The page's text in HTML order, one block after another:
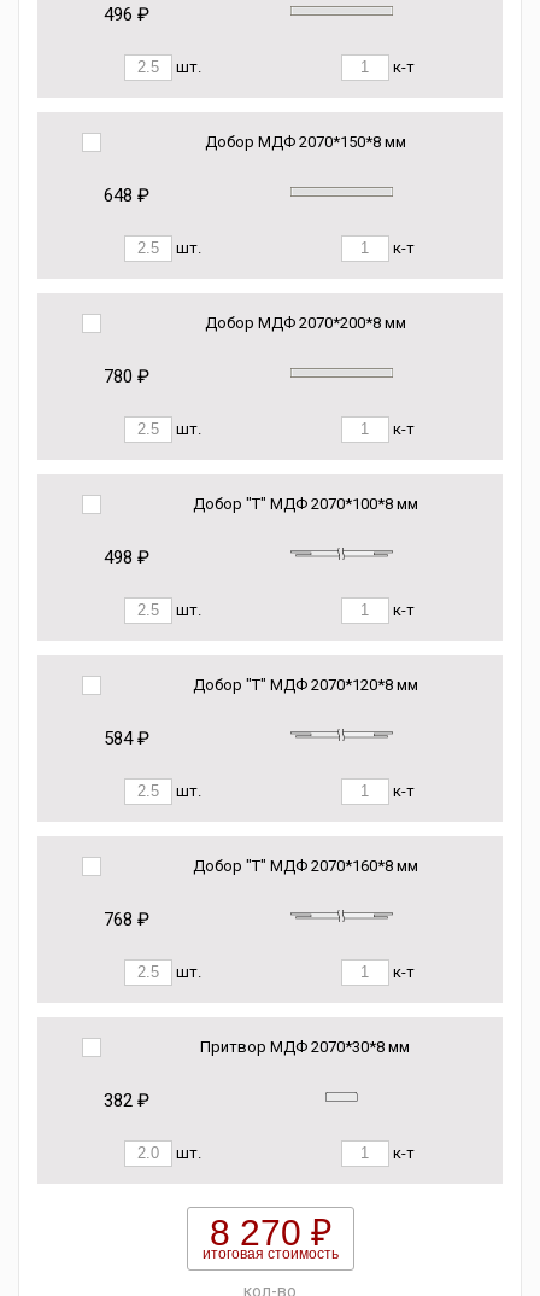
496 ₽
шт. к-т
Добор МДФ 2070*150*8 мм
648 ₽
шт. к-т
Добор МДФ 2070*200*8 мм
780 ₽
шт. к-т
Добор "Т" МДФ 2070*100*8 мм
498 ₽
шт. к-т
Добор "Т" МДФ 2070*120*8 мм
584 ₽
шт. к-т
Добор "Т" МДФ 2070*160*8 мм
768 ₽
шт. к-т
Притвор МДФ 2070*30*8 мм
382 ₽
шт. к-т
8 270 ₽
итоговая стоимость
кол-во